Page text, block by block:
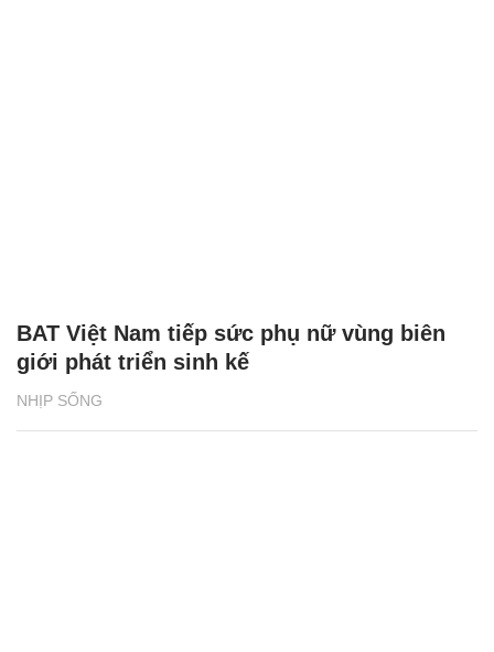
NHỊP SỐNG
BAT Việt Nam tiếp sức phụ nữ vùng biên
giới phát triển sinh kế